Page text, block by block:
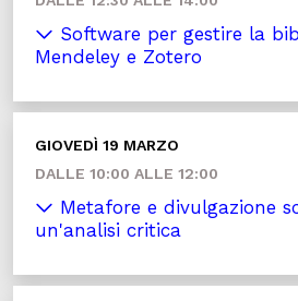
Software per gestire la
Mendeley e Zotero
GIOVEDÌ 19 MARZO
DALLE 10:00 ALLE 12:00
Metafore e divulgazione
un'analisi critica